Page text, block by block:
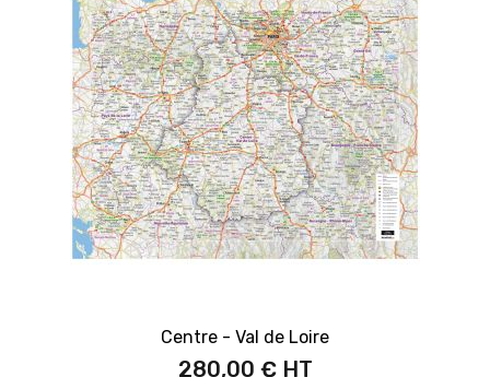
Centre - Val de Loire
280,00 €